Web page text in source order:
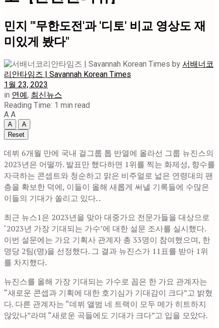
민지 "'무한도전'과 '디토' 비교 영상도 재
미있게 봤다"
by 서배너코
리안타임즈 | Savannah Korean Times
1월 23, 2023
in 연예, 최신뉴스
Reading Time: 1 min read
A A
A
A
Reset
데뷔 6개월 만에 국내 걸그룹 톱 반열에 올라선 그룹 뉴진스의
2023년은 어떨까. 발표만 했다하면 1위를 찍는 화제성, 향수를
자극하는 콘셉트와 청순하고 맑은 비주얼로 넓은 연령대의 팬
층을 확보한 덕에, 이들이 올해 새롭게 써낼 기록들에 수많은
이들의 기대가 쏠리고 있다. .
최근 뉴스1은 2023년을 맞아 대중가요 전문가들을 대상으로
‘2023년 가장 기대되는 가수’에 대한 설문 조사를 실시했다.
이번 설문에는 가요 기획사 관계자 총 33명이 참여했으며, 한
명당 2팀(명)을 선정했다. 그 결과 뉴진스가 11표를 받아 1위
를 차지했다.
뉴진스를 올해 가장 기대되는 가수로 꼽은 한 가요 관계자는
“새로운 콘셉과 기획에 대한 호기심가 기대감이 크다”고 밝혔
다. 다른 관계자는 “데뷔 앨범 네 트랙이 모두 메가 히트하지
않았나”라며 “새로운 곡들에도 기대가 크다”고 입을 모았다.